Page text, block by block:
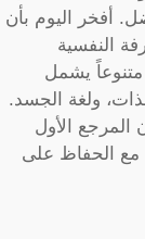
أفخر اليوم بأن
النفسية
متنوعاً يشمل
ولغة الجسد.
المرجع الأول
مع الحفاظ على